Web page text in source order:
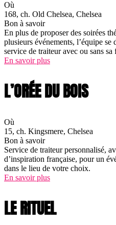
Où
168, ch. Old Chelsea, Chelsea
Bon à savoir
En plus de proposer des soirées
plusieurs événements, l’équipe
service de traiteur avec ou sans
En savoir plus
L’ORÉE DU BOIS
Où
15, ch. Kingsmere, Chelsea
Bon à savoir
Service de traiteur personnalisé,
d’inspiration française, pour un
dans le lieu de votre choix.
En savoir plus
LE RITUEL